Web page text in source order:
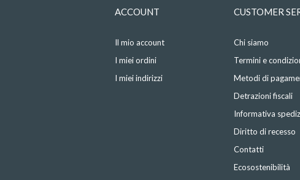
ACCOUNT
Il mio account
I miei ordini
I miei indirizzi
CUSTOMER
Chi siamo
Termini e
Metodi di
Detrazioni fiscali
Informativa
Diritto di recesso
Contatti
Ecosostenibilità